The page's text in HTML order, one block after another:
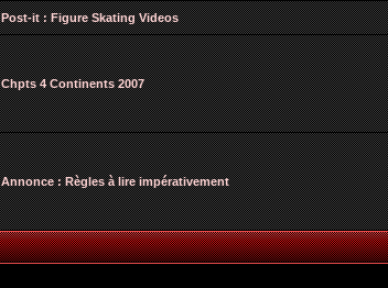
Post-it : Figure Skating Videos
Chpts 4 Continents 2007
Annonce : Règles à lire impérativement